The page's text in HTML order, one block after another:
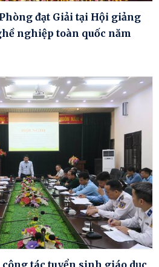
đạt Giải tại Hội giảng
nghiệp toàn quốc năm